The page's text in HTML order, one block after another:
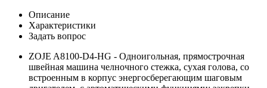
Описание
Характеристики
Задать вопрос
ZOJE A8100-D4-HG - Одноигольная, прямострочная
швейная машина челночного стежка, сухая голова, со
встроенным в корпус энергосберегающим шаговым